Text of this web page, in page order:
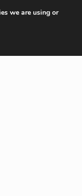
we are using or